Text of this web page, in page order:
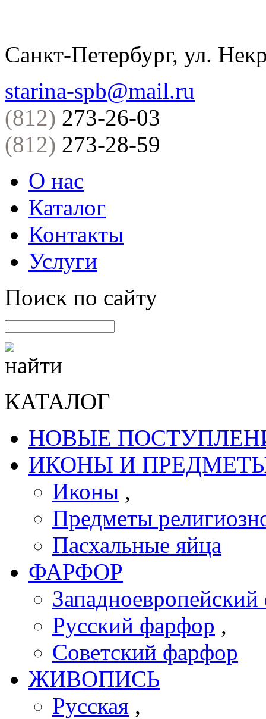
Санкт-Петербург, ул.
starina-spb@mail.ru
(812) 273-26-03
(812) 273-28-59
О нас
Каталог
Контакты
Услуги
Поиск по сайту
КАТАЛОГ
НОВЫЕ
ИКОНЫ И
Иконы ,
Предметы
Пасхальные яйца
ФАРФОР
Русский фарфор ,
Советский фарфор
ЖИВОПИСЬ
Русская ,